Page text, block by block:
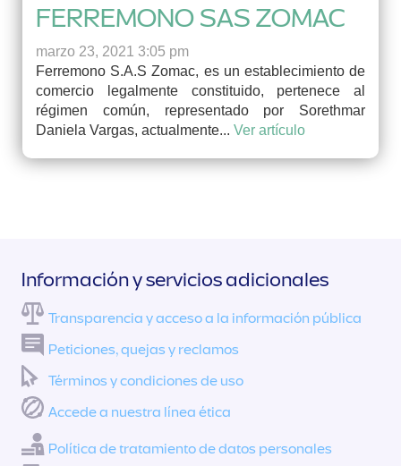
FERREMONO SAS ZOMAC
marzo 23, 2021 3:05 pm
Ferremono S.A.S Zomac, es un establecimiento de
comercio legalmente constituido, pertenece al
régimen común, representado por Sorethmar
Daniela Vargas, actualmente... Ver artículo
Información y servicios adicionales
Transparencia y acceso a la información pública
Peticiones, quejas y reclamos
Términos y condiciones de uso
Accede a nuestra línea ética
Política de tratamiento de datos personales